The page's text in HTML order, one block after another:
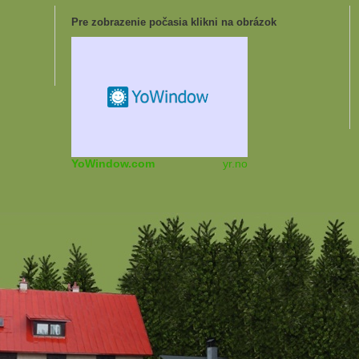
Pre zobrazenie počasia klikni na obrázok
YoWindow.com yr.no